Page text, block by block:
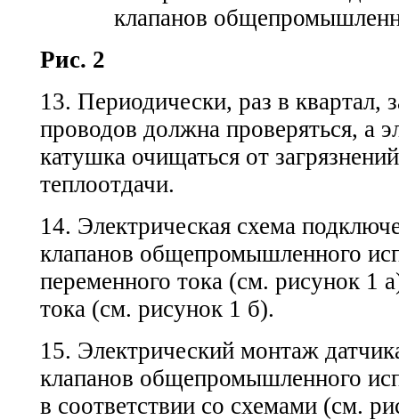
Рис. 2
13. Периодически, раз в квартал,
проводов должна проверяться, а
катушка очищаться от
теплоотдачи.
14. Электрическая схема
клапанов общепромышленного
переменного тока (см. рисунок 1
тока (см. рисунок 1 б).
15. Электрический монтаж
клапанов общепромышленного
в соответствии со схемами (см.